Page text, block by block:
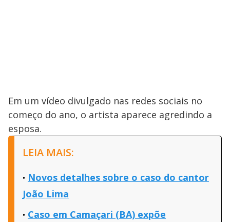
Em um vídeo divulgado nas redes sociais no
começo do ano, o artista aparece agredindo a
esposa.
LEIA MAIS:
Novos detalhes sobre o caso do cantor
João Lima
Caso em Camaçari (BA) expõe